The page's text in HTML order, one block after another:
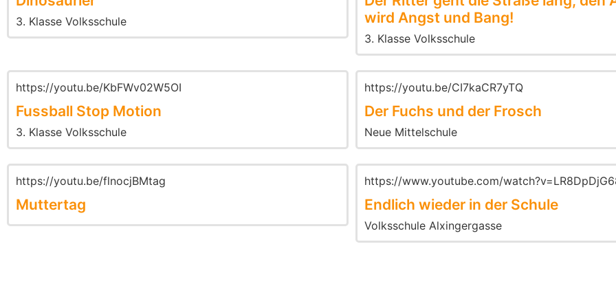
3. Klasse Volksschule
wird Angst und Bang!
3. Klasse Volksschule
https://youtu.be/KbFWv02W5OI
Fussball Stop Motion
3. Klasse Volksschule
https://youtu.be/CI7kaCR7yTQ
Der Fuchs und der Frosch
Neue Mittelschule
https://youtu.be/flnocjBMtag
Muttertag
https://www.youtube.com/
Endlich wieder in der Schule
Volksschule Alxingergasse